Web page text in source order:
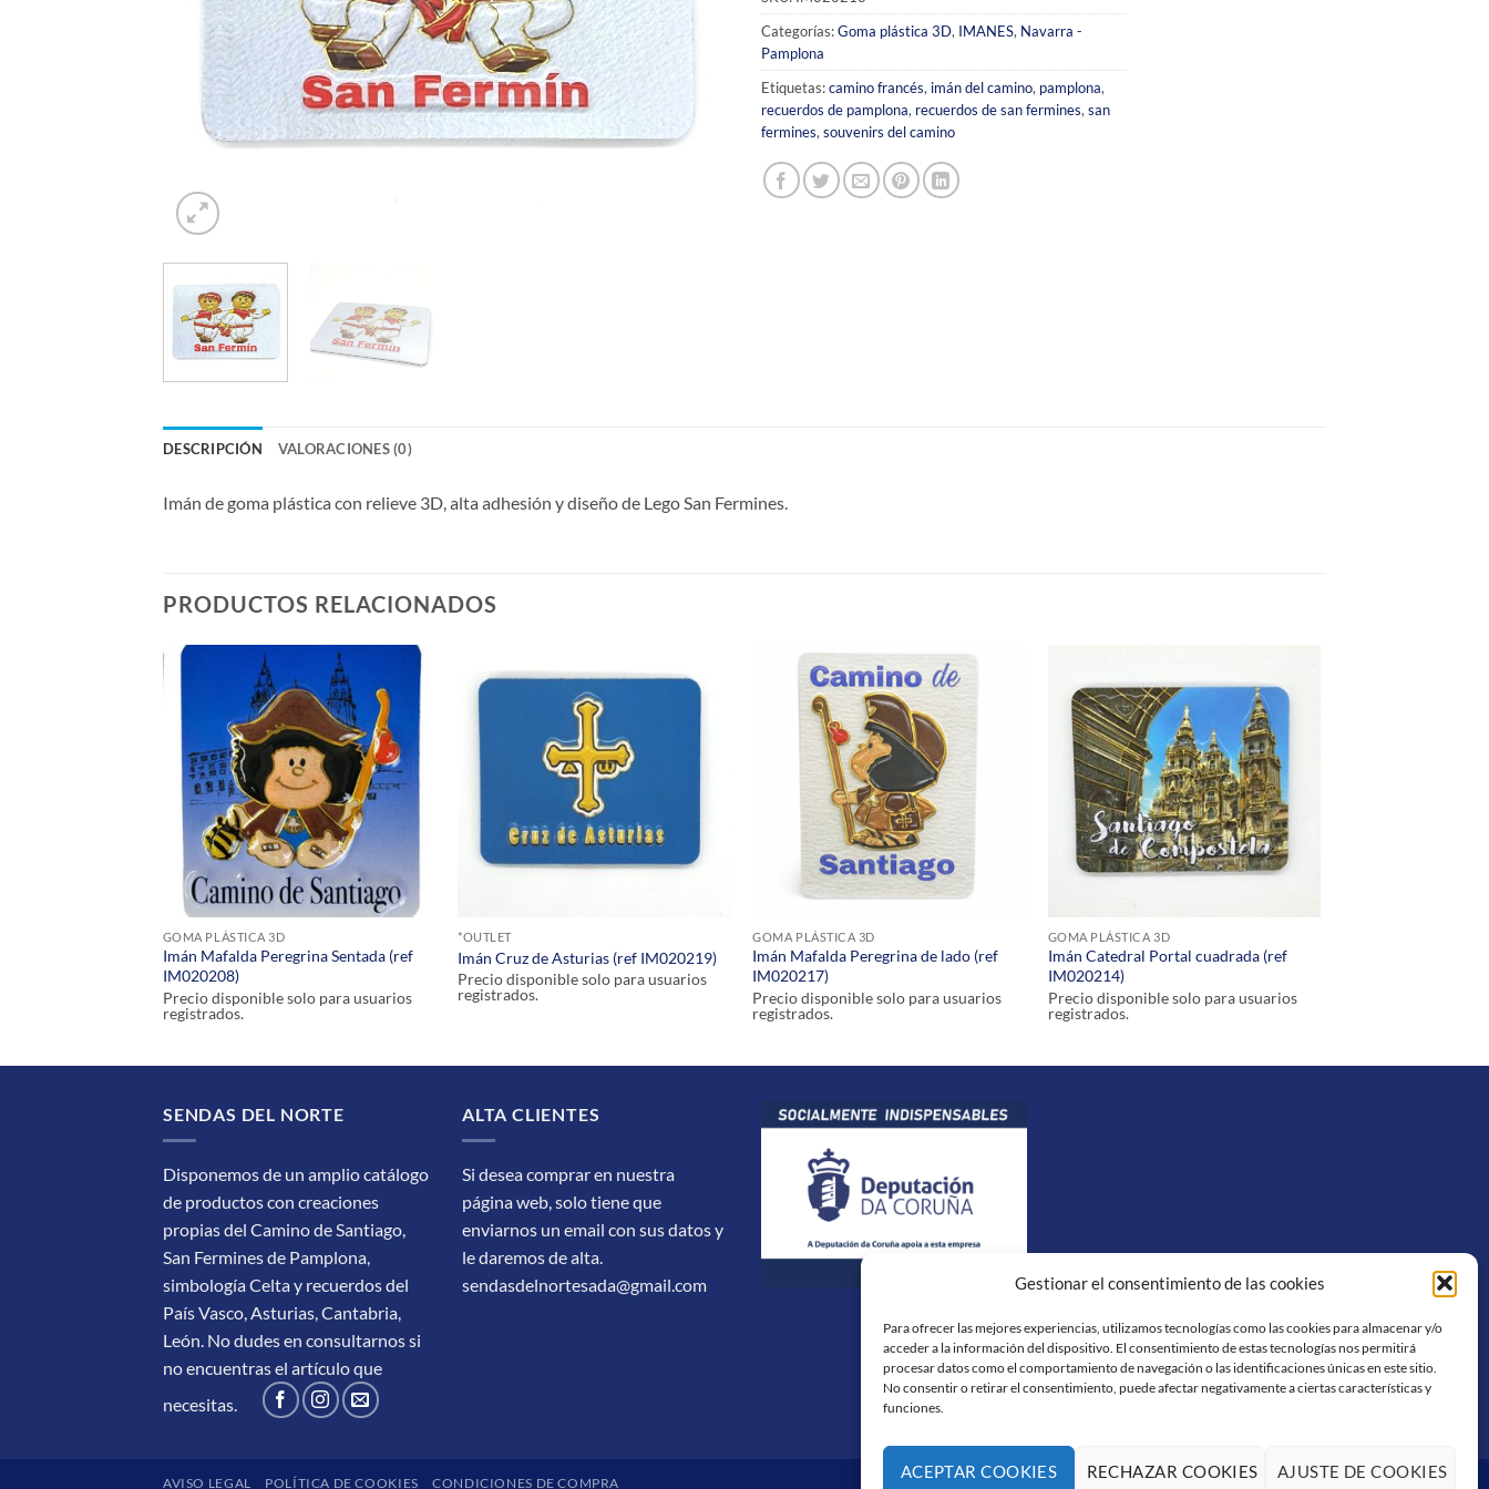
Gestionar el consentimiento de las cookies
Para ofrecer las mejores experiencias, utilizamos tecnologías como las cookies para almacenar y/o
acceder a la información del dispositivo. El consentimiento de estas tecnologías nos permitirá
procesar datos como el comportamiento de navegación o las identificaciones únicas en este sitio.
No consentir o retirar el consentimiento, puede afectar negativamente a ciertas características y
funciones.
ACEPTAR COOKIES RECHAZAR COOKIES AJUSTE DE COOKIES
Categorías:Goma plástica 3D, IMANES, Navarra -
Pamplona
Etiquetas:camino francés, imán del camino, pamplona,
recuerdos de pamplona, recuerdos de san fermines, san
fermines, souvenirs del camino
DESCRIPCIÓN VALORACIONES (0)
Imán de goma plástica con relieve 3D, alta adhesión y diseño de Lego San Fermines.
PRODUCTOS RELACIONADOS
GOMA PLÁSTICA 3D
Imán Mafalda Peregrina Sentada (ref
IM020208)
Precio disponible solo para usuarios
registrados.
*OUTLET
Imán Cruz de Asturias (ref IM020219)
Precio disponible solo para usuarios
registrados.
GOMA PLÁSTICA 3D
Imán Mafalda Peregrina de lado (ref
IM020217)
Precio disponible solo para usuarios
registrados.
GOMA PLÁSTICA 3D
Imán Catedral Portal cuadrada (ref
IM020214)
Precio disponible solo para usuarios
registrados.
SENDAS DEL NORTE
Disponemos de un amplio catálogo
de productos con creaciones
propias del Camino de Santiago,
San Fermines de Pamplona,
simbología Celta y recuerdos del
País Vasco, Asturias, Cantabria,
León. No dudes en consultarnos si
no encuentras el artículo que
necesitas.
ALTA CLIENTES
Si desea comprar en nuestra
página web, solo tiene que
enviarnos un email con sus datos y
le daremos de alta.
sendasdelnortesada@gmail.com
AVISO LEGAL POLÍTICA DE COOKIES CONDICIONES DE COMPRA